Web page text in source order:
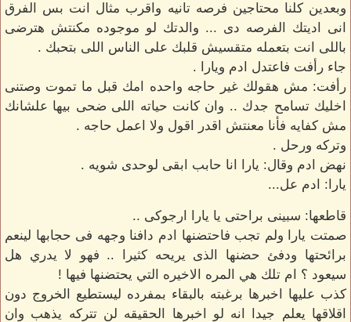
وبعدين كلنا محتاجين فرصه تانيه واقرب مثال انت بس الفرق
انى اديتك الفرصه دى ... والدتك لو موجوده مكنتش هترضى
باللى انت بتعمله متقسيش قلبك على الناس اللى بتحبك .
جاء رأفت فاعتدل ادم ويارا .
رأفت: مش هقولك غير حاجه واحده امك قبل ما تموت وصتنى
اخليك تسامح جدك .. وان كانت حياته اللى ضحى بيها علشانك
مش كفايه فأنا معنتش اقدر اقول ولا اعمل حاجه .
وتركه ورحل .
نهض ادم وقال: يارا انا حابب ابقى لوحدى شويه .
يارا: ادم عل...
قاطعها: سبينى براحتى يا يارا ارجوكى ..
صمتت يارا ولم تجب فاحتضنها ادم دافنا وجهه فى حجابها لينعم
برائحتها ودفئ حضنها الذى يريحه كثيرا .. فهو لا يدري هل
سيعود ؟ ام تلك هي المره الاخيره التي يحتضنها فيها !
كذب عليها اخبرها برغبته بالبقاء بمفرده ليستطيع الخروج دون
اقلاقها يعلم جيدا انه لو اخبرها الحقيقه لن تتركه يذهب وان